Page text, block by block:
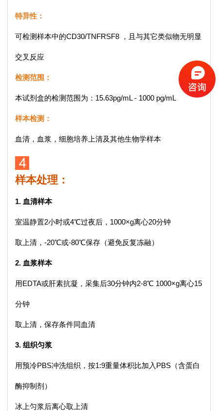
特异性：
可检测样本中的CD30/TNFRSF8 ，且与其它类似物无明显
交叉反应
检测范围：
本试剂盒的检测范围为：15.63pg/mL - 1000 pg/mL
样本检测：
血清，血浆，细胞培养上清及其他生物学样本
样本处理：
1. 血清样本
室温静置2小时或4℃过夜后，1000×g离心20分钟
取上清，-20℃或-80℃保存（避免反复冻融）
2. 血浆样本
用EDTA或肝素抗凝，采集后30分钟内2-8℃ 1000×g离心15
分钟
取上清，保存条件同血清
3. 组织匀浆
用预冷PBS冲洗组织，按1:9重量体积比加入PBS（含蛋白
酶抑制剂）
冰上匀浆后离心取上清